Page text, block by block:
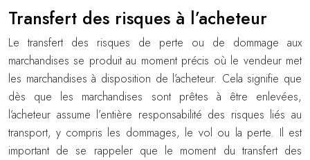
Transfert des risques à l’acheteur
Le transfert des risques de perte ou de dommage aux
marchandises se produit au moment précis où le vendeur met
les marchandises à disposition de l’acheteur. Cela signifie que
dès que les marchandises sont prêtes à être enlevées,
l’acheteur assume l’entière responsabilité des risques liés au
transport, y compris les dommages, le vol ou la perte. Il est
important de se rappeler que le moment du transfert des